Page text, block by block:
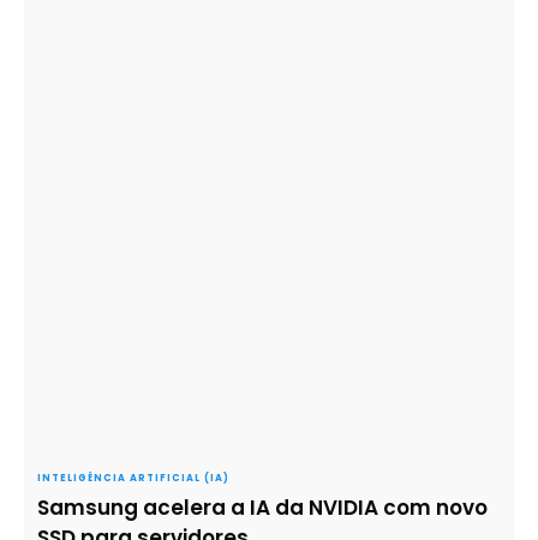
INTELIGÊNCIA ARTIFICIAL (IA)
Samsung acelera a IA da NVIDIA com novo